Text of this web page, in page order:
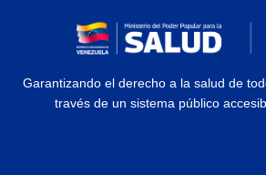
Garantizando el derecho a la salud de
través de un sistema público